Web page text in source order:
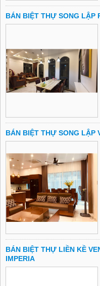
BÁN BIỆT THỰ SONG LẬP
BÁN BIỆT THỰ SONG LẬP
BÁN BIỆT THỰ LIỀN KỀ
IMPERIA